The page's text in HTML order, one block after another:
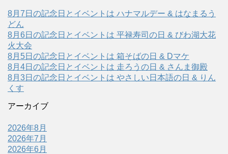
8月7日の記念日とイベントは ハナマルデー & はなまるう
どん
8月6日の記念日とイベントは 平禄寿司の日 & びわ湖大花
火大会
8月5日の記念日とイベントは 箱そばの日 & Dマケ
8月4日の記念日とイベントは 走ろうの日 & さんま御殿
8月3日の記念日とイベントは やさしい日本語の日 & りん
くす
アーカイブ
2026年8月
2026年7月
2026年6月